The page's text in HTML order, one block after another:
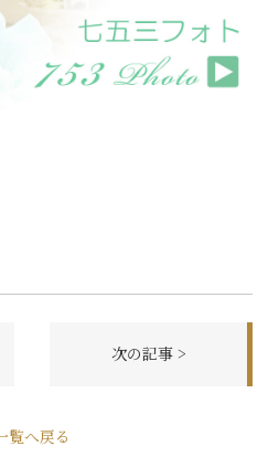
次の記事 >
覧へ戻る